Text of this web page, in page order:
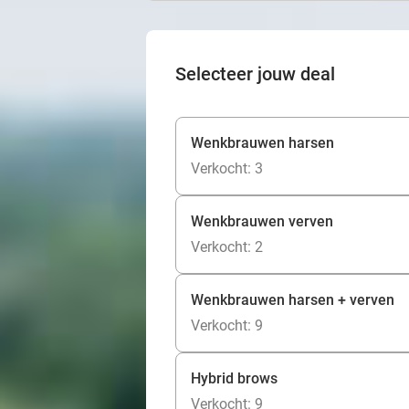
Selecteer jouw deal
Wenkbrauwen harsen
Verkocht: 3
Wenkbrauwen verven
Verkocht: 2
Wenkbrauwen harsen + verven
Verkocht: 9
Hybrid brows
Verkocht: 9